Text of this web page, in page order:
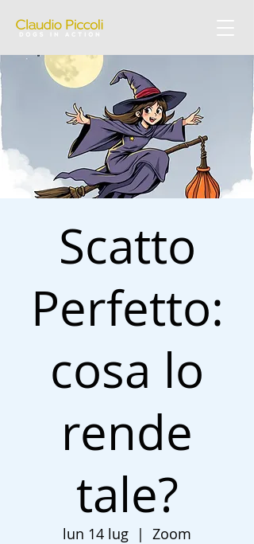
Scatto
Perfetto:
cosa lo
rende
tale?
lun 14 lug
  |
Zoom